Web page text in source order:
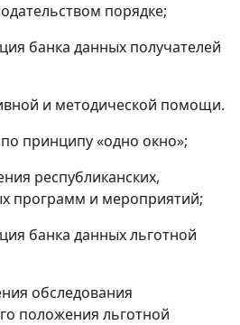
порядке;
банка данных получателей
и методической помощи.
принципу «одно окно»;
республиканских,
программ и мероприятий;
банка данных льготной
обследования
положения льготной